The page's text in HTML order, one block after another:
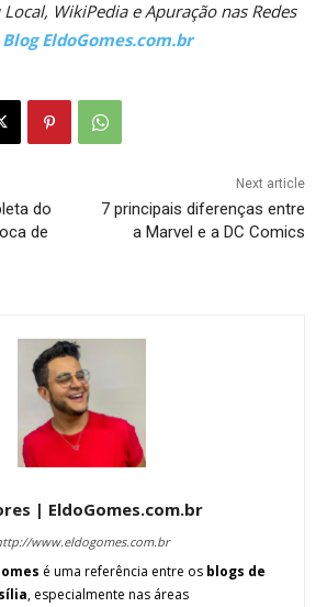
WikiPedia e Apuração nas Redes
Blog EldoGomes.com.br
do
de
Next article
7 principais diferenças entre
a Marvel e a DC Comics
| EldoGomes.com.br
www.eldogomes.com.br
é uma referência entre os blogs de
, especialmente nas áreas